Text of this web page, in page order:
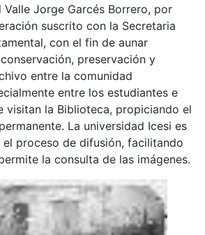
Jorge Garcés Borrero, por
suscrito con la Secretaria
con el fin de aunar
preservación y
entre la comunidad
entre los estudiantes e
visitan la Biblioteca, propiciando el
La universidad Icesi es
proceso de difusión, facilitando
la consulta de las imágenes.